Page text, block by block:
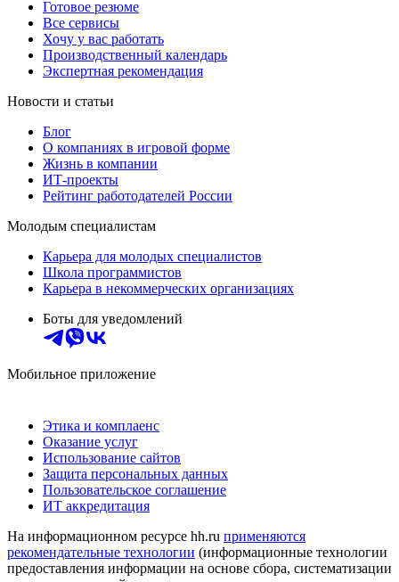
Готовое резюме
Все сервисы
Хочу у вас работать
Производственный календарь
Экспертная рекомендация
Новости и статьи
Блог
О компаниях в игровой форме
Жизнь в компании
ИТ-проекты
Рейтинг работодателей России
Молодым специалистам
Карьера для молодых специалистов
Школа программистов
Карьера в некоммерческих организациях
Боты для уведомлений
Мобильное приложение
Этика и комплаенс
Оказание услуг
Использование сайтов
Защита персональных данных
Пользовательское соглашение
ИТ аккредитация
На информационном ресурсе hh.ru применяются
рекомендательные технологии (информационные технологии
предоставления информации на основе сбора, систематизации